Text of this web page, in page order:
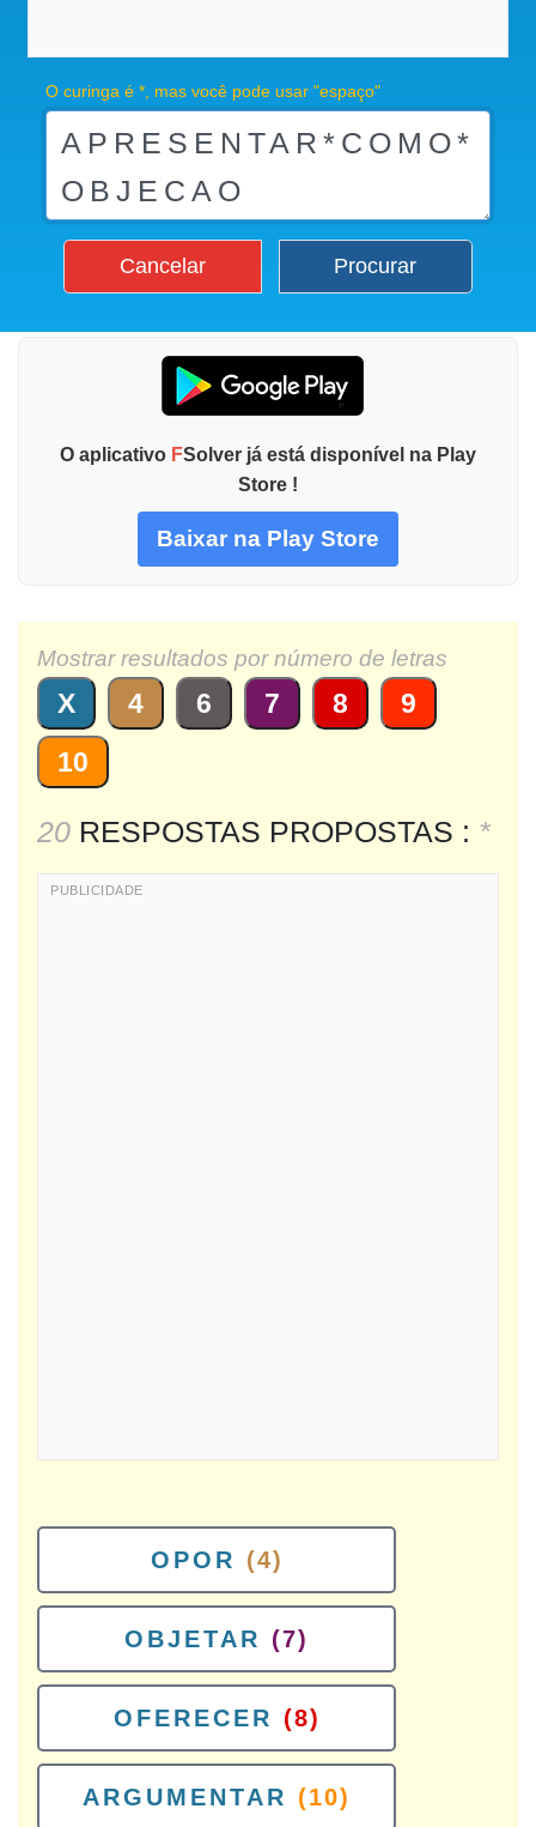
O curinga é *, mas você pode usar "espaço"
Cancelar Procurar
O aplicativo FSolver já está disponível na Play
Store !
Baixar na Play Store
Mostrar resultados por número de letras
X 4 6 7 8
9
10
20 RESPOSTAS PROPOSTAS : *
OPOR (4)
OBJETAR (7)
OFERECER (8)
ARGUMENTAR (10)